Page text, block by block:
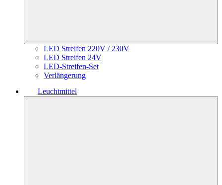
LED Streifen 220V / 230V
LED Streifen 24V
LED-Streifen-Set
Verlängerung
Leuchtmittel